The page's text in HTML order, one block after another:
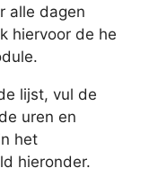
alle dagen
hiervoor de he
lijst, vul de
uren en
het
hieronder.